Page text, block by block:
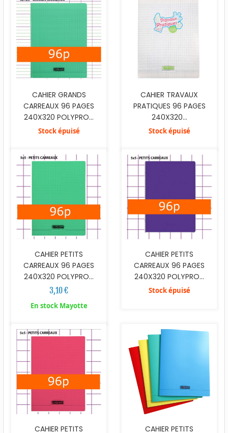
CAHIER GRANDS
CARREAUX 96 PAGES
240X320 POLYPRO...
Stock épuisé
CAHIER TRAVAUX
PRATIQUES 96 PAGES
240X320...
Stock épuisé
CAHIER PETITS
CARREAUX 96 PAGES
240X320 POLYPRO...
3,10 €
En stock Mayotte
CAHIER PETITS
CARREAUX 96 PAGES
240X320 POLYPRO...
Stock épuisé
CAHIER PETITS
CAHIER PETITS